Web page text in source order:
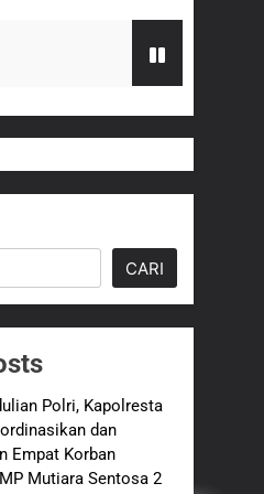
CARI
Polri, Kapolresta
dan
Empat Korban
Mutiara Sentosa 2